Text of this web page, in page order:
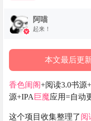
阿喵
起来！
本文最后更
香色闺阁+阅读3.0书源+
源+IPA 巨魔应用=自动
这个项目收集整理了阅